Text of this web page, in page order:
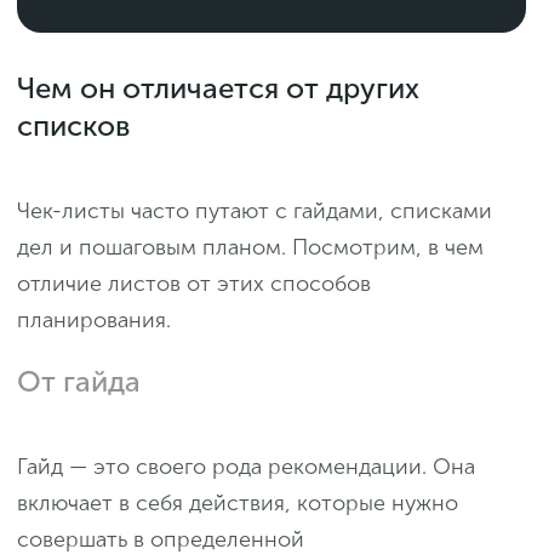
Чем он отличается от других
списков
Чек-листы часто путают с гайдами, списками
дел и пошаговым планом. Посмотрим, в чем
отличие листов от этих способов
планирования.
От гайда
Гайд — это своего рода рекомендации. Она
включает в себя действия, которые нужно
совершать в определенной